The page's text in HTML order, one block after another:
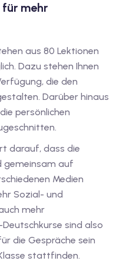
für mehr
aus 80 Lektionen
Dazu stehen Ihnen
die den
Darüber hinaus
persönlichen
darauf, dass die
gemeinsam auf
Medien
Sozial- und
mehr
sind also
die Gespräche sein
stattfinden.